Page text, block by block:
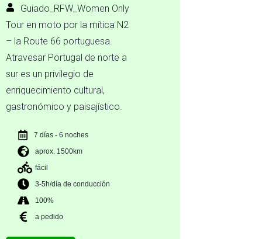
Guiado_RFW_Women Only
Tour en moto por la mítica N2
– la Route 66 portuguesa.
Atravesar Portugal de norte a
sur es un privilegio de
enriquecimiento cultural,
gastronómico y paisajístico.
7 días - 6 noches
aprox. 1500km
fácil
3-5h/día de conducción
100%
a pedido